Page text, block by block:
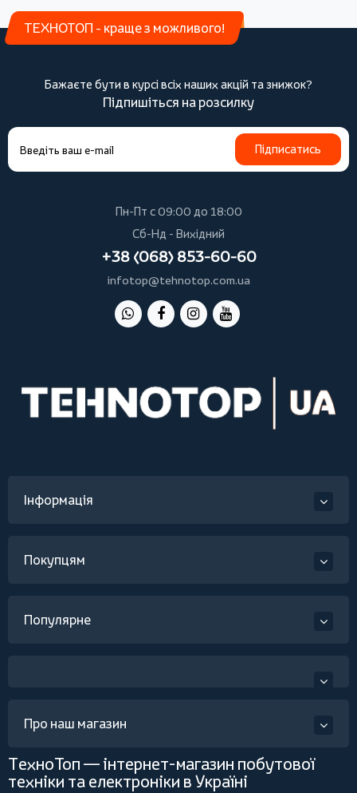
ТЕХНОТОП - краще з можливого!
Бажаєте бути в курсі всіх наших акцій та знижок?
Підпишіться на розсилку
Підписатись
Пн-Пт с 09:00 до 18:00
Сб-Нд - Вихідний
+38 (068) 853-60-60
infotop@tehnotop.com.ua
Інформація
Покупцям
Популярне
Про наш магазин
ТехноТоп — інтернет-магазин побутової
техніки та електроніки в Україні